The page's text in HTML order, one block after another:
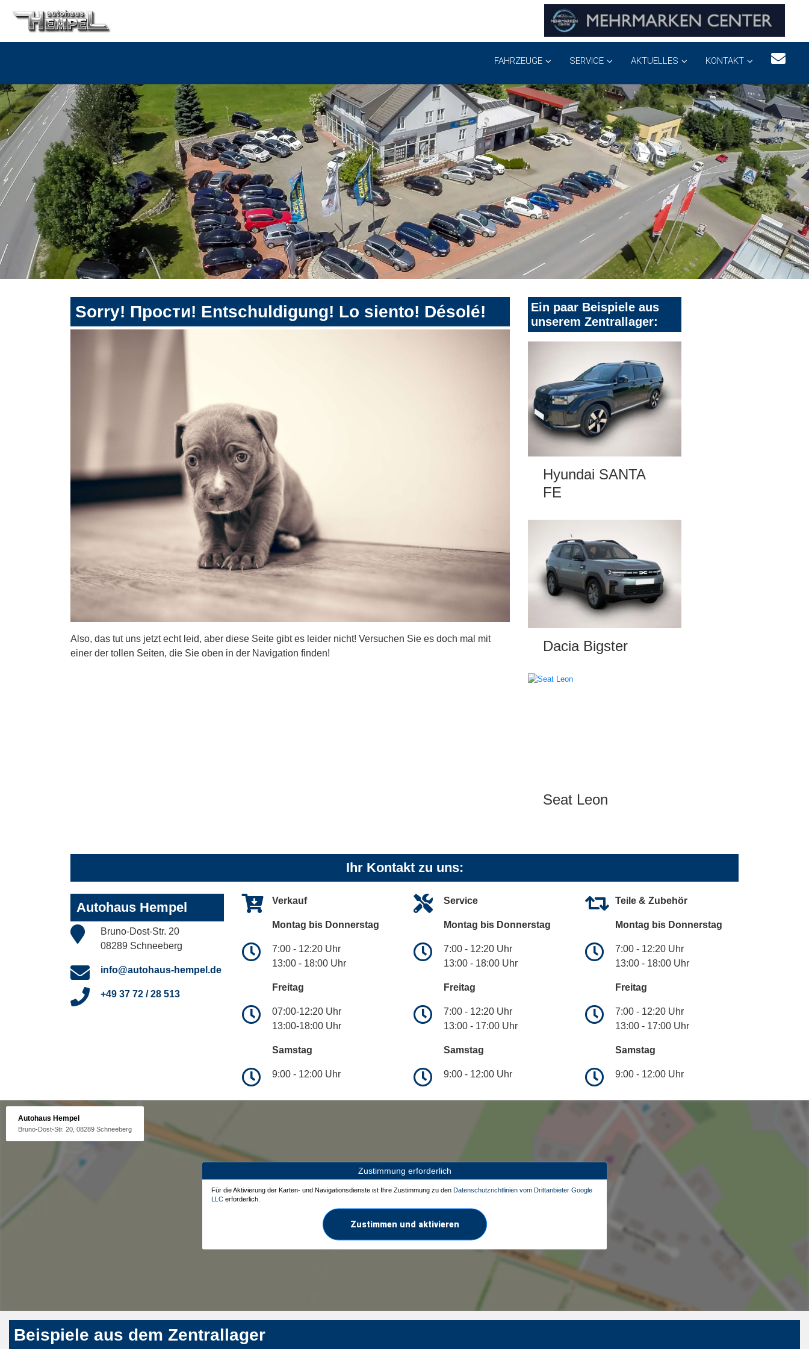
FAHRZEUGE SERVICE AKTUELLES KONTAKT
Sorry! Прости! Entschuldigung! Lo siento! Désolé!
Also, das tut uns jetzt echt leid, aber diese Seite gibt es leider nicht! Versuchen Sie es doch mal mit
einer der tollen Seiten, die Sie oben in der Navigation finden!
Ein paar Beispiele aus
unserem Zentrallager:
Hyundai SANTA
FE
Dacia Bigster
Seat Leon
Ihr Kontakt zu uns:
Autohaus Hempel
Bruno-Dost-Str. 20
08289 Schneeberg
info@autohaus-hempel.de
+49 37 72 / 28 513
Verkauf
Montag bis Donnerstag
7:00 - 12:20 Uhr
13:00 - 18:00 Uhr
Freitag
07:00-12:20 Uhr
13:00-18:00 Uhr
Samstag
9:00 - 12:00 Uhr
Service
Montag bis Donnerstag
7:00 - 12:20 Uhr
13:00 - 18:00 Uhr
Freitag
7:00 - 12:20 Uhr
13:00 - 17:00 Uhr
Samstag
9:00 - 12:00 Uhr
Teile & Zubehör
Montag bis Donnerstag
7:00 - 12:20 Uhr
13:00 - 18:00 Uhr
Freitag
7:00 - 12:20 Uhr
13:00 - 17:00 Uhr
Samstag
9:00 - 12:00 Uhr
Autohaus Hempel
Bruno-Dost-Str. 20, 08289 Schneeberg
Zustimmung erforderlich
Für die Aktivierung der Karten- und Navigationsdienste ist Ihre Zustimmung zu den Datenschutzrichtlinien vom Drittanbieter Google
LLC erforderlich.
Zustimmen und aktivieren
Beispiele aus dem Zentrallager